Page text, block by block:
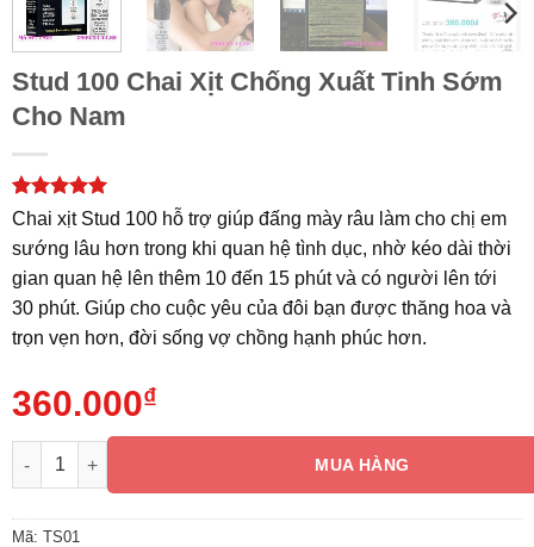
Stud 100 Chai Xịt Chống Xuất Tinh Sớm
Cho Nam
5trên 5
dựa trên
2
đánh giá
Chai xịt Stud 100 hỗ trợ giúp đấng mày râu làm cho chị em
sướng lâu hơn trong khi quan hệ tình dục, nhờ kéo dài thời
gian quan hệ lên thêm 10 đến 15 phút và có người lên tới
30 phút. Giúp cho cuộc yêu của đôi bạn được thăng hoa và
trọn vẹn hơn, đời sống vợ chồng hạnh phúc hơn.
360.000₫
Stud 100 Chai Xịt Chống Xuất Tinh Sớm Cho Nam số lượng
MUA HÀNG
Mã: TS01